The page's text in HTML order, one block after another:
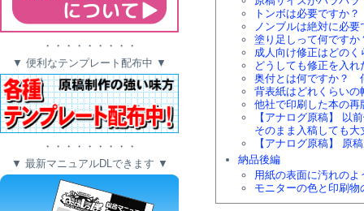
・・・・・・・・・
▼ 便利なテンプレート配布中 ▼
・・・・・・・・・
▼ 最新マニュアルDLできます ▼
トンボは必要ですか？
ノンブルは絶対に必要
塗り足しって何です
成人向け修正はどの
どうしても修正を入
奥付とは何ですか？
背表紙はどれくらいの
他社で印刷した本の
【アナログ原稿】 以
そのまま入稿しても大
【アナログ原稿】 原
納品後編
用紙の表面に汚れの
モニターの色と印刷